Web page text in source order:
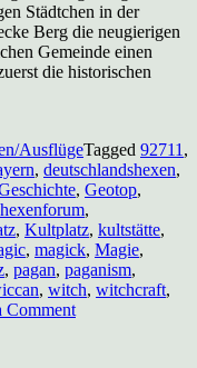
Städtchen in der
Berg die neugierigen
Gemeinde einen
die historischen
AusflügeTagged 92711,
, deutschlandshexen,
, Geotop,
hexenforum,
, Kultplatz, kultstätte,
, magick, Magie,
, pagan, paganism,
, witch, witchcraft,
Commenton